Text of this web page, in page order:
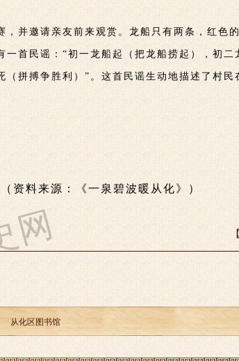
并邀请亲友前来观赏。龙船只有两条，红色的
首民谣：“初一龙船起（把龙船捞起），初二
拼搏争胜利）”。这首民谣生动地描述了村民
（资料来源：《一泉碧波暖从化》）
网
从化区图书馆